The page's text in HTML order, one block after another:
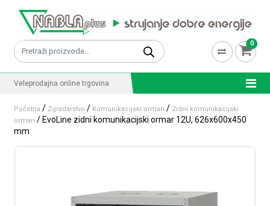
Pretraži: 0
Veleprodajna online trgovina
Početna / Zgradarstvo / Komunikacijski ormari / Zidni komunikacijski
ormari / EvoLine zidni komunikacijski ormar 12U, 626x600x450
mm